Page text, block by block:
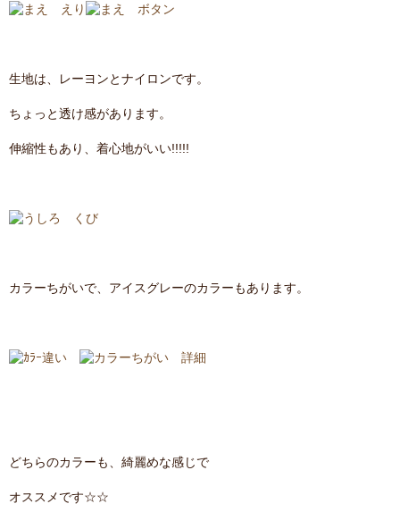
生地は、レーヨンとナイロンです。
ちょっと透け感があります。
伸縮性もあり、着心地がいい!!!!!
カラーちがいで、アイスグレーのカラーもあります。
どちらのカラーも、綺麗めな感じで
オススメです☆☆